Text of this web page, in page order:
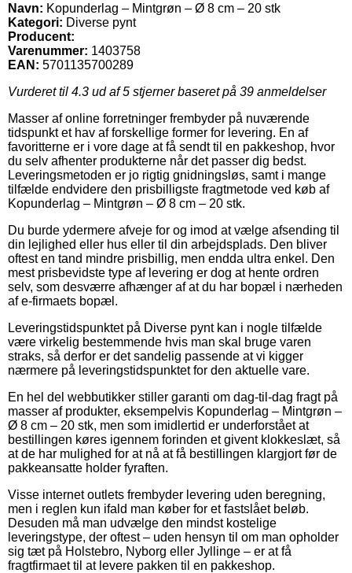
Navn: Kopunderlag – Mintgrøn – Ø 8 cm – 20 stk
Kategori: Diverse pynt
Producent:
Varenummer: 1403758
EAN: 5701135700289
Vurderet til 4.3 ud af 5 stjerner baseret på 39 anmeldelser
Masser af online forretninger frembyder på nuværende
tidspunkt et hav af forskellige former for levering. En af
favoritterne er i vore dage at få sendt til en pakkeshop, hvor
du selv afhenter produkterne når det passer dig bedst.
Leveringsmetoden er jo rigtig gnidningsløs, samt i mange
tilfælde endvidere den prisbilligste fragtmetode ved køb af
Kopunderlag – Mintgrøn – Ø 8 cm – 20 stk.
Du burde ydermere afveje for og imod at vælge afsending til
din lejlighed eller hus eller til din arbejdsplads. Den bliver
oftest en tand mindre prisbillig, men endda ultra enkel. Den
mest prisbevidste type af levering er dog at hente ordren
selv, som desværre afhænger af at du har bopæl i nærheden
af e-firmaets bopæl.
Leveringstidspunktet på Diverse pynt kan i nogle tilfælde
være virkelig bestemmende hvis man skal bruge varen
straks, så derfor er det sandelig passende at vi kigger
nærmere på leveringstidspunktet for den aktuelle vare.
En hel del webbutikker stiller garanti om dag-til-dag fragt på
masser af produkter, eksempelvis Kopunderlag – Mintgrøn –
Ø 8 cm – 20 stk, men som imidlertid er underforstået at
bestillingen køres igennem forinden et givent klokkeslæt, så
at de har mulighed for at nå at få bestillingen klargjort før de
pakkeansatte holder fyraften.
Visse internet outlets frembyder levering uden beregning,
men i reglen kun ifald man køber for et fastslået beløb.
Desuden må man udvælge den mindst kostelige
leveringstype, der oftest – uden hensyn til om man opholder
sig tæt på Holstebro, Nyborg eller Jyllinge – er at få
fragtfirmaet til at levere pakken til en pakkeshop.